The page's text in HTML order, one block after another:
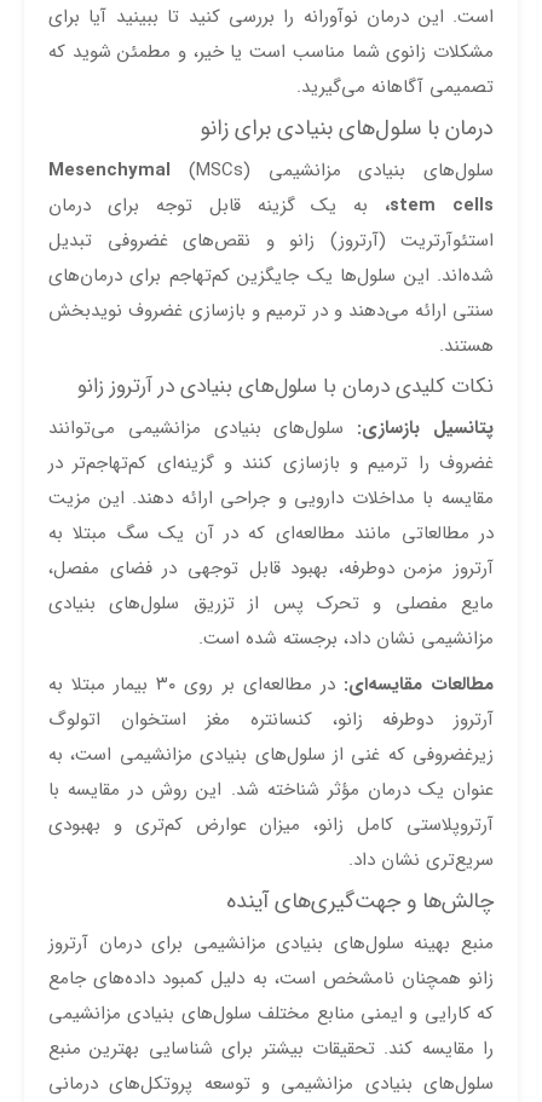
است. این درمان نوآورانه را بررسی کنید تا ببینید آیا برای
مشکلات زانوی شما مناسب است یا خیر، و مطمئن شوید که
تصمیمی آگاهانه می‌گیرید.
درمان با سلول‌های بنیادی برای زانو
سلول‌های بنیادی مزانشیمی (MSCs)
Mesenchymal
stem cells،
به یک گزینه قابل توجه برای درمان
استئوآرتریت (آرتروز) زانو و نقص‌های غضروفی تبدیل
شده‌اند. این سلول‌ها یک جایگزین کم‌تهاجم برای درمان‌های
سنتی ارائه می‌دهند و در ترمیم و بازسازی غضروف نویدبخش
هستند.
نکات کلیدی درمان با سلول‌های بنیادی در آرتروز زانو
پتانسیل بازسازی: سلول‌های بنیادی مزانشیمی می‌توانند
غضروف را ترمیم و بازسازی کنند و گزینه‌ای کم‌تهاجم‌تر در
مقایسه با مداخلات دارویی و جراحی ارائه دهند. این مزیت
در مطالعاتی مانند مطالعه‌ای که در آن یک سگ مبتلا به
آرتروز مزمن دوطرفه، بهبود قابل توجهی در فضای مفصل،
مایع مفصلی و تحرک پس از تزریق سلول‌های بنیادی
مزانشیمی نشان داد، برجسته شده است.
مطالعات مقایسه‌ای:
در مطالعه‌ای بر روی ۳۰ بیمار مبتلا به
آرتروز دوطرفه زانو، کنسانتره مغز استخوان اتولوگ
زیرغضروفی که غنی از سلول‌های بنیادی مزانشیمی است، به
عنوان یک درمان مؤثر شناخته شد. این روش در مقایسه با
آرتروپلاستی کامل زانو، میزان عوارض کم‌تری و بهبودی
سریع‌تری نشان داد.
چالش‌ها و جهت‌گیری‌های آینده
منبع بهینه سلول‌های بنیادی مزانشیمی برای درمان آرتروز
زانو همچنان نامشخص است، به دلیل کمبود داده‌های جامع
که کارایی و ایمنی منابع مختلف سلول‌های بنیادی مزانشیمی
را مقایسه کند. تحقیقات بیشتر برای شناسایی بهترین منبع
سلول‌های بنیادی مزانشیمی و توسعه پروتکل‌های درمانی